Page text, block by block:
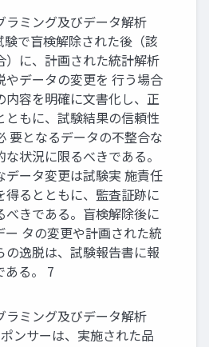
ラミング及びデータ解析
験で盲検解除された後（該
）に、計画された統計解析
やデータの変更を 行う場合
内容を明確に文書化し、正
ともに、試験結果の信頼性
要となるデータの不整合な
な状況に限るべきである。
データ変更は試験実 施責任
得るとともに、監査証跡に
べきである。盲検解除後に
ー タの変更や計画された統
の逸脱は、試験報告書に報
ある。 7
ラミング及びデータ解析
ポンサーは、実施された品